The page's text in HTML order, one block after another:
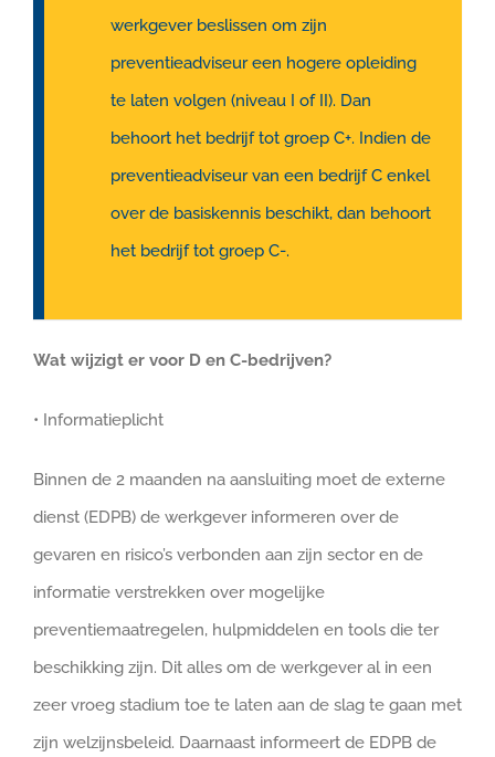
werkgever beslissen om zijn
preventieadviseur een hogere opleiding
te laten volgen (niveau I of II). Dan
behoort het bedrijf tot groep C+. Indien de
preventieadviseur van een bedrijf C enkel
over de basiskennis beschikt, dan behoort
het bedrijf tot groep C-.
Wat wijzigt er voor D en C-bedrijven?
• Informatieplicht
Binnen de 2 maanden na aansluiting moet de externe
dienst (EDPB) de werkgever informeren over de
gevaren en risico’s verbonden aan zijn sector en de
informatie verstrekken over mogelijke
preventiemaatregelen, hulpmiddelen en tools die ter
beschikking zijn. Dit alles om de werkgever al in een
zeer vroeg stadium toe te laten aan de slag te gaan met
zijn welzijnsbeleid. Daarnaast informeert de EDPB de